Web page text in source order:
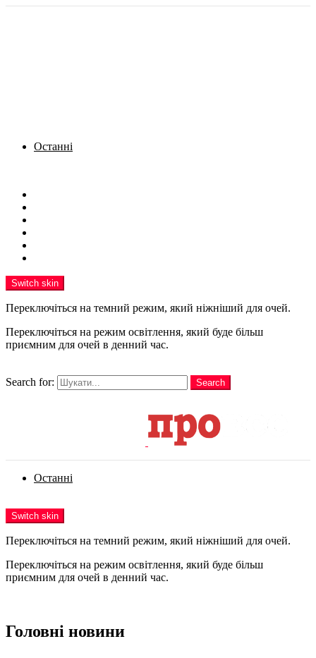
Останні
Switch skin
Переключіться на темний режим, який ніжніший для очей.
Переключіться на режим освітлення, який буде більш
приємним для очей в денний час.
Search for:
Search
Останні
Switch skin
Переключіться на темний режим, який ніжніший для очей.
Переключіться на режим освітлення, який буде більш
приємним для очей в денний час.
Головні новини